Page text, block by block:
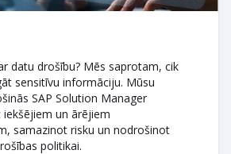
datu drošību? Mēs saprotam, cik
sensitīvu informāciju. Mūsu
SAP Solution Manager
iekšējiem un ārējiem
samazinot risku un nodrošinot
politikai.